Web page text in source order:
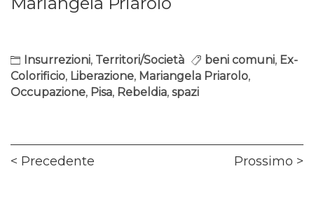
Insurrezioni, Territori/Società beni comuni, Ex-
Colorificio, Liberazione, Mariangela Priarolo,
Occupazione, Pisa, Rebeldia, spazi
Navigazione
Precedente Prossimo